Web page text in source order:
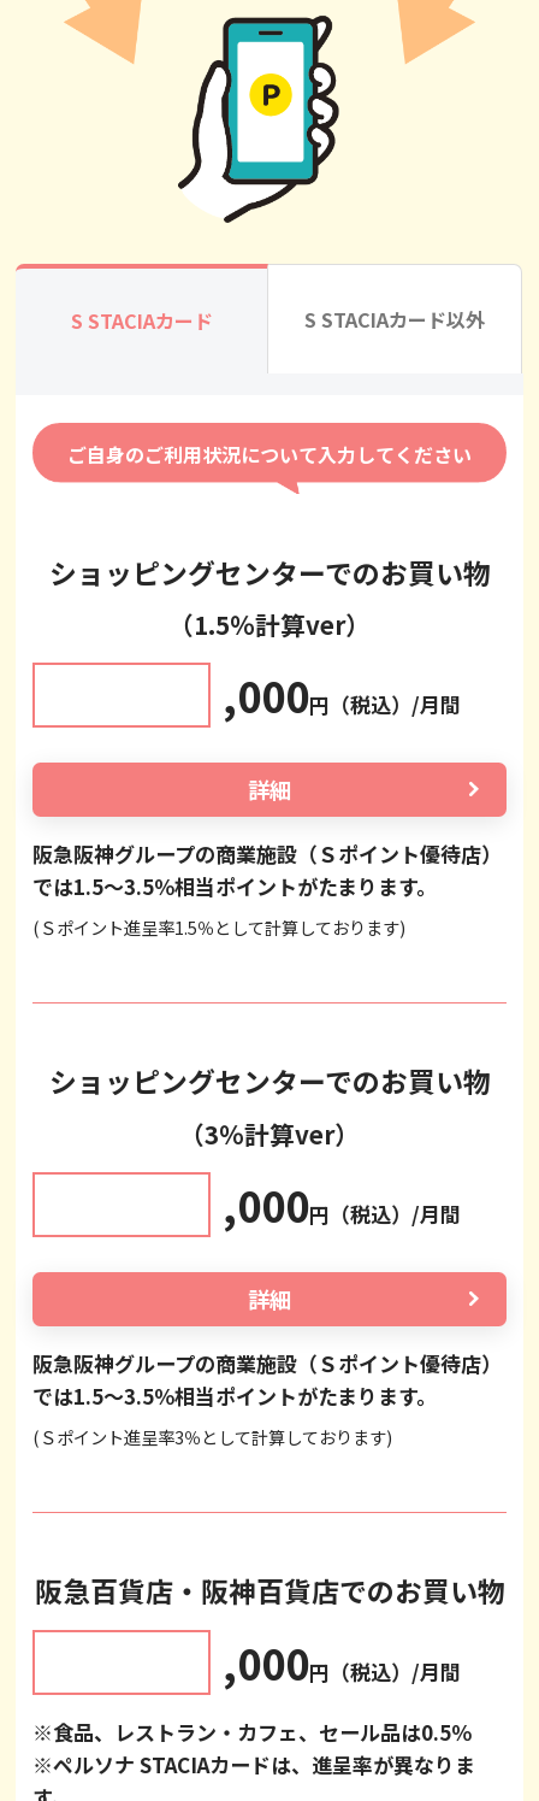
S STACIAカード S STACIAカード以外
ご自身のご利用状況について入力してください
ショッピングセンターでのお買い物
（1.5％計算ver）
,000円（税込）/月間
詳細
阪急阪神グループの商業施設（Ｓポイント優待店）
では1.5～3.5％相当ポイントがたまります。
(Ｓポイント進呈率1.5％として計算しております)
ショッピングセンターでのお買い物
（3％計算ver）
,000円（税込）/月間
詳細
阪急阪神グループの商業施設（Ｓポイント優待店）
では1.5～3.5％相当ポイントがたまります。
(Ｓポイント進呈率3％として計算しております)
阪急百貨店・阪神百貨店でのお買い物
,000円（税込）/月間
※食品、レストラン・カフェ、セール品は0.5％
※ペルソナ STACIAカードは、進呈率が異なりま